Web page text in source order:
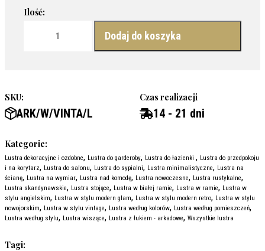
ilość LUSTRO VINTA LONG - STOJĄCE W BIAŁEJ RAMIE
Dodaj do koszyka
SKU:
ARK/W/VINTA/L
Czas realizacji
14 - 21 dni
Kategorie:
Lustra dekoracyjne i ozdobne, Lustra do garderoby, Lustra do łazienki , Lustra do przedpokoju
i na korytarz, Lustra do salonu, Lustra do sypialni, Lustra minimalistyczne, Lustra na
ścianę, Lustra na wymiar, Lustra nad komodę, Lustra nowoczesne, Lustra rustykalne,
Lustra skandynawskie, Lustra stojące, Lustra w białej ramie, Lustra w ramie, Lustra w
stylu angielskim, Lustra w stylu modern glam, Lustra w stylu modern retro, Lustra w stylu
nowojorskim, Lustra w stylu vintage, Lustra według kolorów, Lustra według pomieszczeń,
Lustra według stylu, Lustra wiszące, Lustra z łukiem - arkadowe, Wszystkie lustra
Tagi: